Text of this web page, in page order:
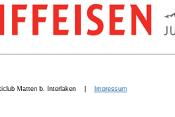
Matten b. Interlaken | Impressum